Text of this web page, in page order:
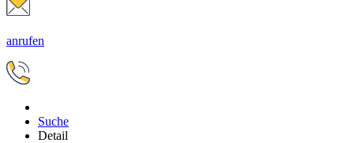
anrufen
Suche
Detail